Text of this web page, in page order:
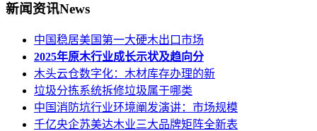
新闻资讯News
中国稳居美国第一大硬木出口市场
2025年原木行业成长示状及趋向分
木头云仓数字化：木材库存办理的新
垃圾分拣系统拆修垃圾属于哪类
中国消防坑行业环境阐发演讲：市场规模
千亿央企苏美达木业三大品牌矩阵全新表